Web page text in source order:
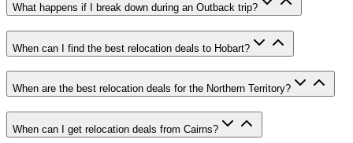
What happens if I break down during an Outback trip?
When can I find the best relocation deals to Hobart?
When are the best relocation deals for the Northern Territory?
When can I get relocation deals from Cairns?